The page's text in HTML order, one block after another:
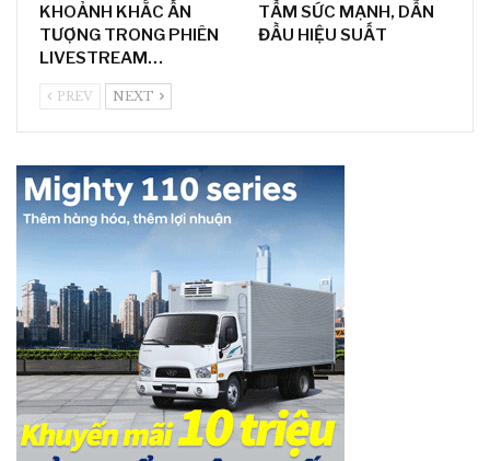
KHOẢNH KHẮC ẤN
TƯỢNG TRONG PHIÊN
LIVESTREAM…
TẦM SỨC MẠNH, DẪN
ĐẦU HIỆU SUẤT
PREV NEXT